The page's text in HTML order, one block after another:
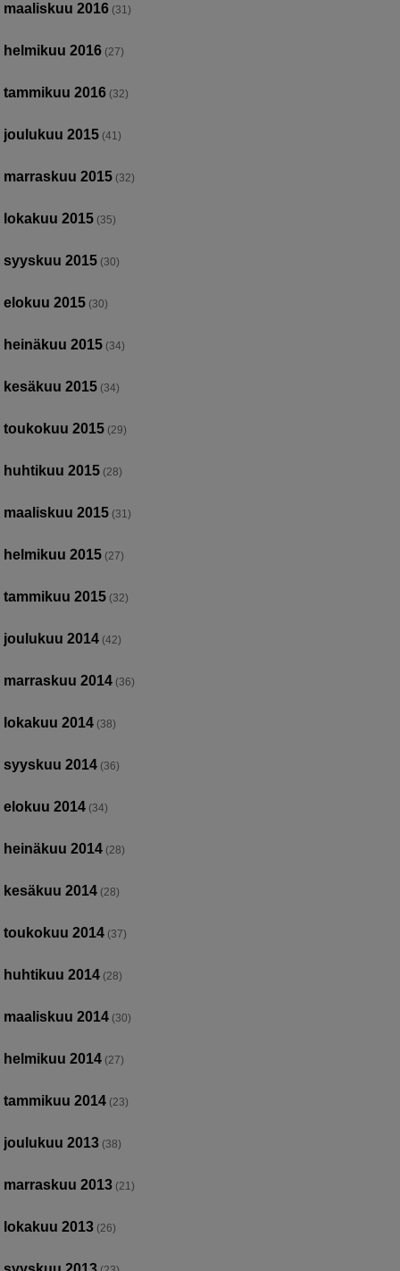
maaliskuu 2016 (31)
helmikuu 2016 (27)
tammikuu 2016 (32)
joulukuu 2015 (41)
marraskuu 2015 (32)
lokakuu 2015 (35)
syyskuu 2015 (30)
elokuu 2015 (30)
heinäkuu 2015 (34)
kesäkuu 2015 (34)
toukokuu 2015 (29)
huhtikuu 2015 (28)
maaliskuu 2015 (31)
helmikuu 2015 (27)
tammikuu 2015 (32)
joulukuu 2014 (42)
marraskuu 2014 (36)
lokakuu 2014 (38)
syyskuu 2014 (36)
elokuu 2014 (34)
heinäkuu 2014 (28)
kesäkuu 2014 (28)
toukokuu 2014 (37)
huhtikuu 2014 (28)
maaliskuu 2014 (30)
helmikuu 2014 (27)
tammikuu 2014 (23)
joulukuu 2013 (38)
marraskuu 2013 (21)
lokakuu 2013 (26)